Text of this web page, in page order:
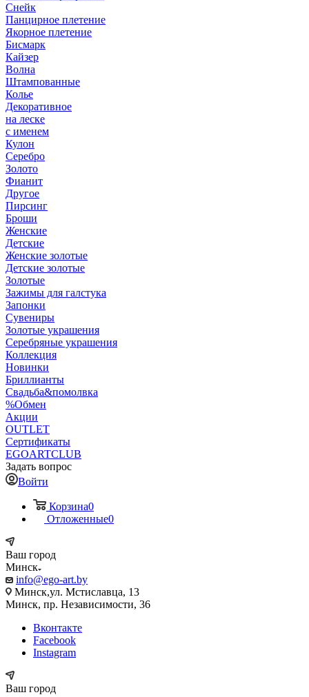
Снейк
Панцирное плетение
Якорное плетение
Бисмарк
Кайзер
Волна
Штампованные
Колье
Декоративное
на леске
с именем
Кулон
Серебро
Золото
Фианит
Другое
Пирсинг
Броши
Женские
Детские
Женские золотые
Детские золотые
Золотые
Зажимы для галстука
Запонки
Сувениры
Золотые украшения
Серебряные украшения
Коллекция
Новинки
Бриллианты
Свадьба&помолвка
%Обмен
Акции
OUTLET
Сертификаты
EGOARTCLUB
Задать вопрос
Войти
Корзина0
Отложенные0
Ваш город
Минск
info@ego-art.by
Минск,ул. Мстиславца, 13
Минск, пр. Независимости, 36
Вконтакте
Facebook
Instagram
Ваш город